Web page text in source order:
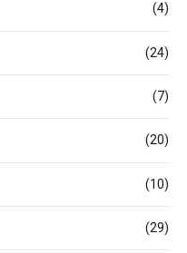
(4)
(24)
(7)
(20)
(10)
(29)